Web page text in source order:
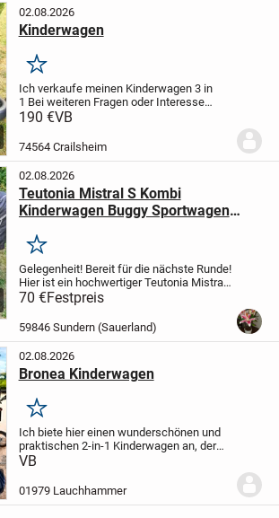
02.08.2026
Kinderwagen
Merken
Ich verkaufe meinen Kinderwagen 3 in
1 Bei weiteren Fragen oder Interesse
gerne melden.
190 €VB
74564 Crailsheim
02.08.2026
Teutonia Mistral S Kombi
Kinderwagen Buggy Sportwagen
Merken
Gelegenheit! Bereit für die nächste Runde!
Hier ist ein hochwertiger Teutonia Mistral
S Kombikinderwagen von privat
abzugeben! Der Kindwagen verfügt über
ein verstellbares Sonnenverdeck und
70 €Festpreis
59846 Sundern (Sauerland)
02.08.2026
Bronea Kinderwagen
Merken
Ich biete hier einen wunderschönen und
praktischen 2-in-1 Kinderwagen an, der
sich schnell in einen Buggy umwandeln
stilvollen Schwarz mit edlen
VB
01979 Lauchhammer